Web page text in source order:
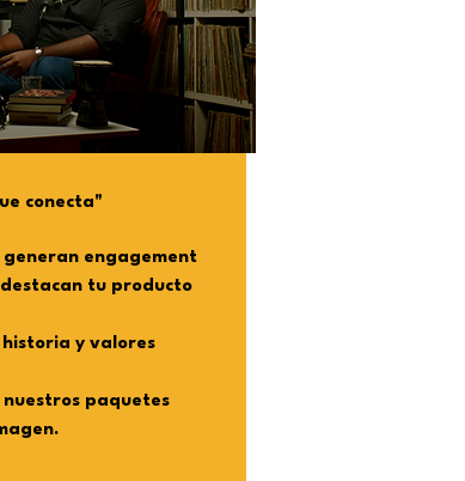
conecta"
generan engagement
tu producto
y valores
paquetes